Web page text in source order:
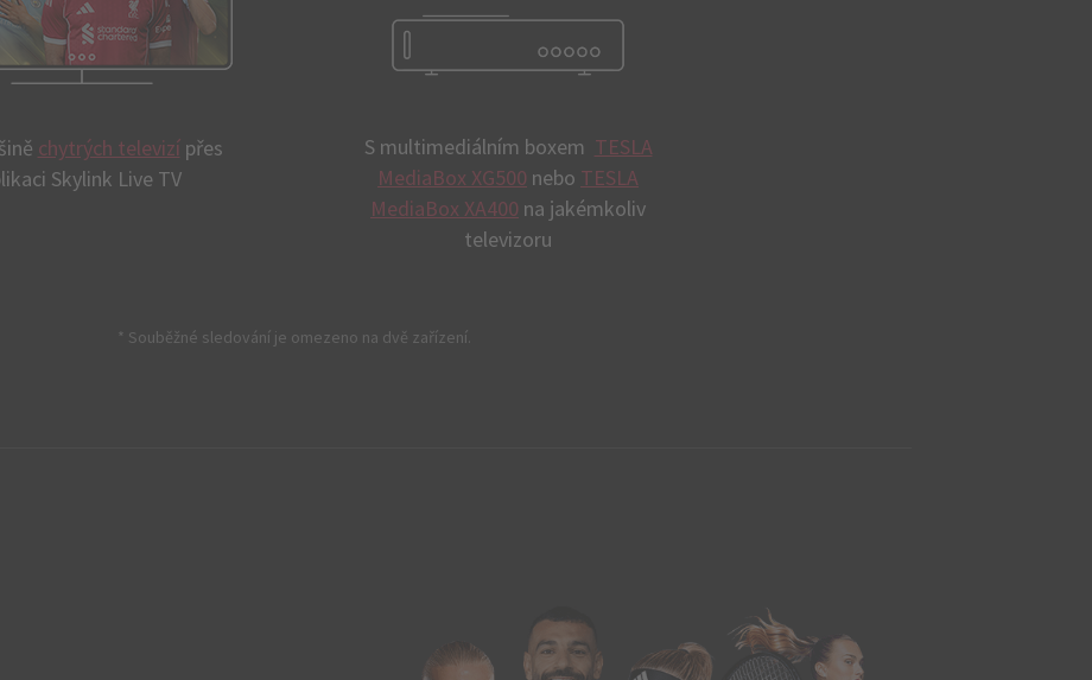
chytrých televizípřes
Skylink Live TV
S multimediálním boxem TESLA
MediaBox XG500 nebo TESLA
MediaBox XA400 na jakémkoliv
televizoru
* Souběžné sledování je omezeno na dvě zařízení.